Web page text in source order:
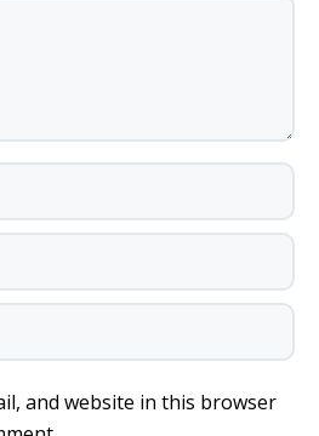
and website in this browser